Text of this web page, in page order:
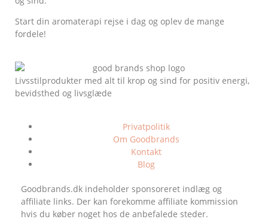
Start din aromaterapi rejse i dag og oplev de mange
fordele!
Livsstilprodukter med alt til krop og sind for positiv energi,
bevidsthed og livsglæde
Privatpolitik
Om Goodbrands
Kontakt
Blog
Goodbrands.dk indeholder sponsoreret indlæg og
affiliate links. Der kan forekomme affiliate kommission
hvis du køber noget hos de anbefalede steder.